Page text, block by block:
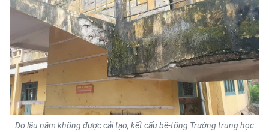
NHÂN DÂN HẰNG THÁNG
ĐỌC BÁO IN
ENGLISH
Do lâu năm không được cải tạo, kết cấu bê-tông Trường trung học